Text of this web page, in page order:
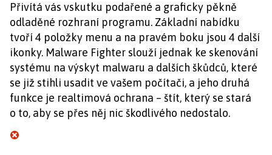
Přivítá vás vskutku podařené a graficky pěkně
odladěné rozhraní programu. Základní nabídku
tvoří 4 položky menu a na pravém boku jsou 4 další
ikonky. Malware Fighter slouží jednak ke skenování
systému na výskyt malwaru a dalších škůdců, které
se již stihli usadit ve vašem počítači, a jeho druhá
funkce je realtimová ochrana – štít, který se stará
o to, aby se přes něj nic škodlivého nedostalo.